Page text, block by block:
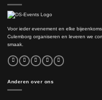
Voor ieder evenement en elke
Culemborg organiseren en leveren we
smaak.
Anderen over ons